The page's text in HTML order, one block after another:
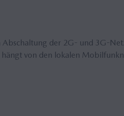
der 2G- und 3G-
von den lokalen